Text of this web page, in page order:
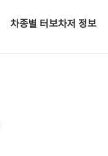
차종별 터보차저 정보